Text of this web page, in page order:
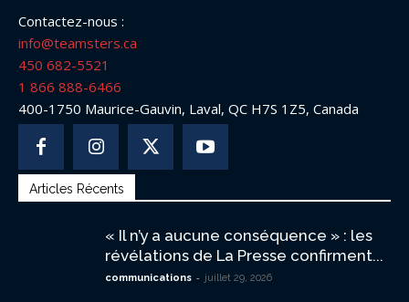
Contactez-nous :
info@teamsters.ca
450 682-5521
1 866 888-6466
400-1750 Maurice-Gauvin, Laval, QC H7S 1Z5, Canada
Articles Récents
« Il n’y a aucune conséquence » : les
révélations de La Presse confirment...
communications - juillet 29, 2026